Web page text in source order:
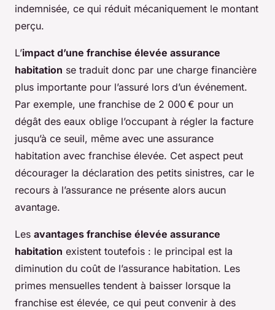
indemnisée, ce qui réduit mécaniquement le montant
perçu.
L’impact d’une franchise élevée assurance
habitation se traduit donc par une charge financière
plus importante pour l’assuré lors d’un événement.
Par exemple, une franchise de 2 000 € pour un
dégât des eaux oblige l’occupant à régler la facture
jusqu’à ce seuil, même avec une assurance
habitation avec franchise élevée. Cet aspect peut
décourager la déclaration des petits sinistres, car le
recours à l’assurance ne présente alors aucun
avantage.
Les avantages franchise élevée assurance
habitation existent toutefois : le principal est la
diminution du coût de l’assurance habitation. Les
primes mensuelles tendent à baisser lorsque la
franchise est élevée, ce qui peut convenir à des